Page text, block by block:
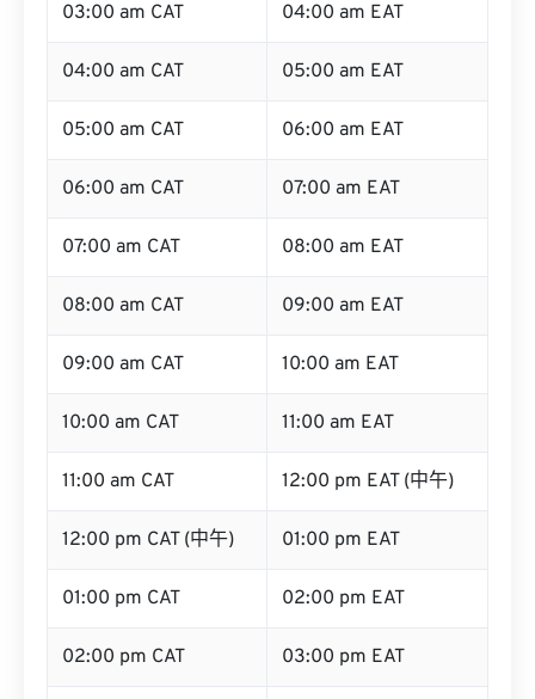
03:00 am CAT 04:00 am EAT
04:00 am CAT 05:00 am EAT
05:00 am CAT 06:00 am EAT
06:00 am CAT 07:00 am EAT
07:00 am CAT 08:00 am EAT
08:00 am CAT 09:00 am EAT
09:00 am CAT 10:00 am EAT
10:00 am CAT 11:00 am EAT
11:00 am CAT 12:00 pm EAT (中午)
12:00 pm CAT (中午) 01:00 pm EAT
01:00 pm CAT 02:00 pm EAT
02:00 pm CAT 03:00 pm EAT